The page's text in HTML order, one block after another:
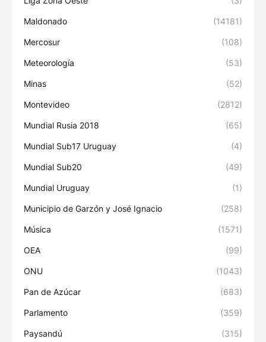
Maldonado (14181)
Mercosur (108)
Meteorología (53)
Minas (52)
Montevideo (2812)
Mundial Rusia 2018 (65)
Mundial Sub17 Uruguay (4)
Mundial Sub20 (49)
Mundial Uruguay (1)
Municipio de Garzón y José Ignacio (258)
Música (1571)
OEA (99)
ONU (1043)
Pan de Azúcar (683)
Parlamento (359)
Paysandú (315)